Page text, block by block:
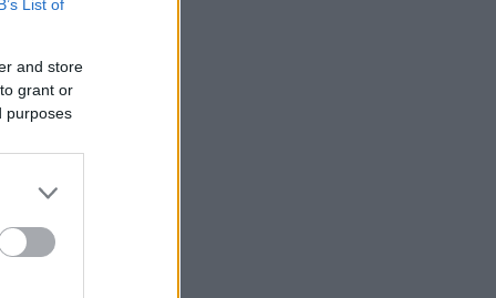
List of
and store
grant or
purposes